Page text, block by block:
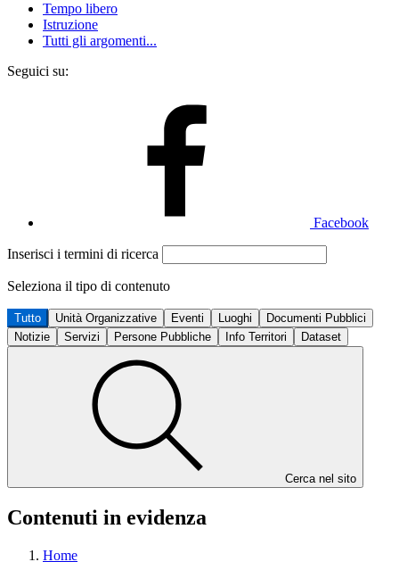
Tempo libero
Istruzione
Tutti gli argomenti...
Seguici su:
Facebook
Inserisci i termini di ricerca
Seleziona il tipo di contenuto
Tutto Unità Organizzative Eventi Luoghi
Documenti Pubblici
Notizie
Servizi Persone Pubbliche Info Territori Dataset
Cerca nel sito
Contenuti in evidenza
Home